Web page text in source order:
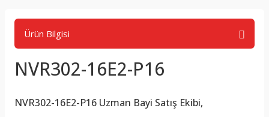
Ürün Bilgisi
NVR302-16E2-P16
NVR302-16E2-P16 Uzman Bayi Satış Ekibi,